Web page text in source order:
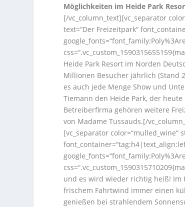
Möglichkeiten im Heide Park
[/vc_column_text][vc_separator
text=“Der Freizeitpark“
Heide Park Resort im Norden
Millionen Besucher jährlich (Stand
es auch jede Menge Show und
Tiemann den Heide Park, der
Betreiberfirma gehören weitere
von Madame Tussauds.[/
[vc_separator color=“mulled_wine“
und es wird wieder richtig heiß! Im
frischem Fahrtwind immer einen
genießen bei strahlendem